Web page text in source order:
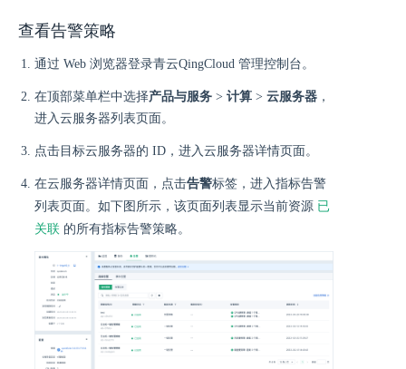
查看告警策略
通过 Web 浏览器登录青云QingCloud 管理控制台。
在顶部菜单栏中选择产品与服务 > 计算 > 云服务器 ，
进入云服务器列表页面。
点击目标云服务器的 ID，进入云服务器详情页面。
在云服务器详情页面，点击告警标签，进入指标告警
列表页面。如下图所示，该页面列表显示当前资源 已
关联 的所有指标告警策略。